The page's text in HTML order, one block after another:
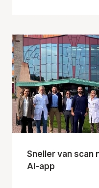
Sneller van scan
AI-app